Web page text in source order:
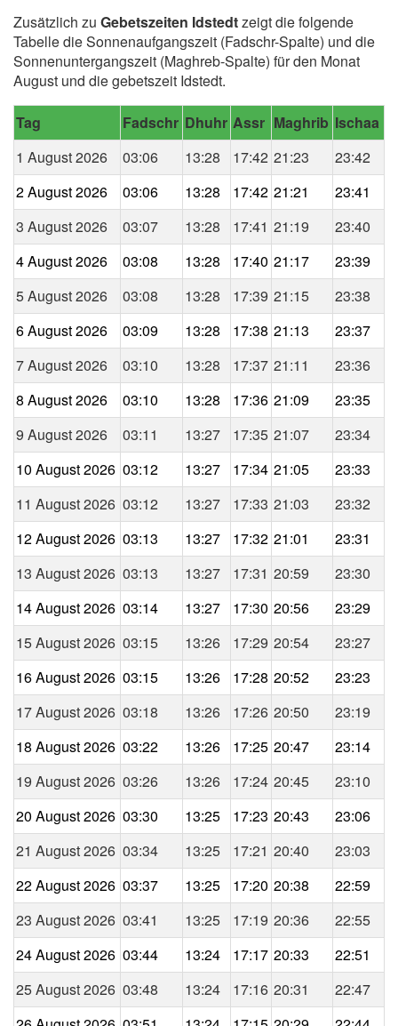
Zusätzlich zu Gebetszeiten Idstedtzeigt die folgende
Tabelle die Sonnenaufgangszeit (Fadschr-Spalte) und die
Sonnenuntergangszeit (Maghreb-Spalte) für den Monat
August und die gebetszeit Idstedt.
Tag Fadschr Dhuhr Assr Maghrib Ischaa
1 August 2026
03:06 13:28 17:42 21:23
23:42
2 August 2026
03:06 13:28 17:42 21:21
23:41
3 August 2026
03:07 13:28 17:41 21:19
23:40
4 August 2026
03:08 13:28 17:40 21:17
23:39
5 August 2026
03:08 13:28 17:39 21:15
23:38
6 August 2026
03:09 13:28 17:38 21:13
23:37
7 August 2026
03:10 13:28 17:37 21:11
23:36
8 August 2026
03:10 13:28 17:36 21:09
23:35
9 August 2026
03:11 13:27 17:35 21:07
23:34
10 August 2026 03:12 13:27 17:34 21:05
23:33
11 August 2026 03:12 13:27 17:33 21:03
23:32
12 August 2026 03:13 13:27 17:32 21:01
23:31
13 August 2026 03:13 13:27 17:31 20:59
23:30
14 August 2026 03:14 13:27 17:30 20:56
23:29
15 August 2026 03:15 13:26 17:29 20:54
23:27
16 August 2026 03:15 13:26 17:28 20:52
23:23
17 August 2026 03:18 13:26 17:26 20:50
23:19
18 August 2026 03:22 13:26 17:25 20:47
23:14
19 August 2026 03:26 13:26 17:24 20:45
23:10
20 August 2026 03:30 13:25 17:23 20:43
23:06
21 August 2026 03:34 13:25 17:21 20:40
23:03
22 August 2026 03:37 13:25 17:20 20:38
22:59
23 August 2026 03:41 13:25 17:19 20:36
22:55
24 August 2026 03:44 13:24 17:17 20:33
22:51
25 August 2026 03:48 13:24 17:16 20:31
22:47